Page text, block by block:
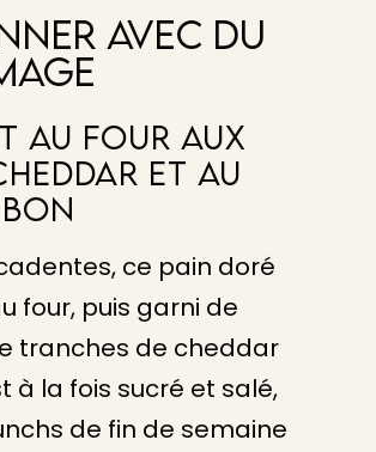
Avec Du
Au Four Aux
Et Au
ce pain doré
four, puis garni de
tranches de cheddar
à la fois sucré et salé,
de fin de semaine